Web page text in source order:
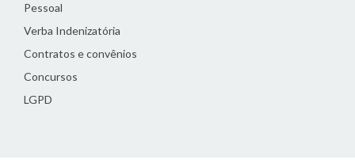
Pessoal
Verba Indenizatória
Contratos e convênios
Concursos
LGPD